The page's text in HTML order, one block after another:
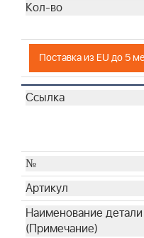
Поставка из EU до 5